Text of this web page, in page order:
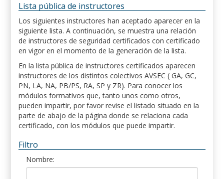
Lista pública de instructores
Los siguientes instructores han aceptado aparecer en la
siguiente lista. A continuación, se muestra una relación
de instructores de seguridad certificados con certificado
en vigor en el momento de la generación de la lista.
En la lista pública de instructores certificados aparecen
instructores de los distintos colectivos AVSEC ( GA, GC,
PN, LA, NA, PB/PS, RA, SP y ZR). Para conocer los
módulos formativos que, tanto unos como otros,
pueden impartir, por favor revise el listado situado en la
parte de abajo de la página donde se relaciona cada
certificado, con los módulos que puede impartir.
Filtro
Nombre: